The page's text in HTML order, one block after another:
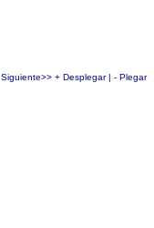
Siguiente>> + Desplegar| - Plegar